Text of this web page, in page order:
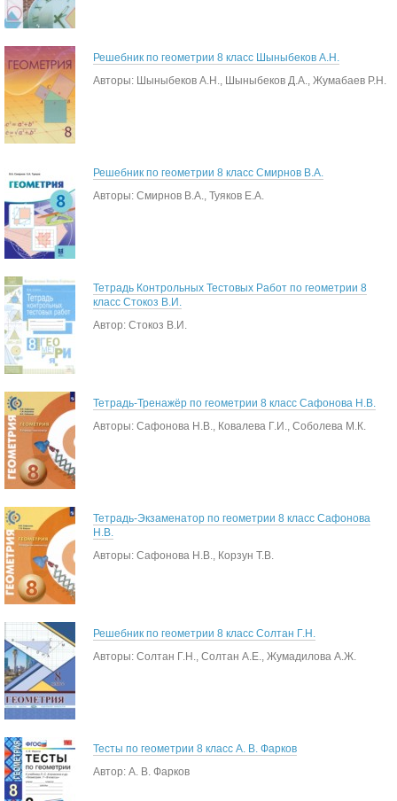
Решебник по геометрии 8 класс Шыныбеков А.Н.
Авторы: Шыныбеков А.Н., Шыныбеков Д.А., Жумабаев Р.Н.
Решебник по геометрии 8 класс Смирнов В.А.
Авторы: Смирнов В.А., Туяков Е.А.
Тетрадь Контрольных Тестовых Работ по геометрии 8
класс Стокоз В.И.
Автор: Стокоз В.И.
Тетрадь-Тренажёр по геометрии 8 класс Сафонова Н.В.
Авторы: Сафонова Н.В., Ковалева Г.И., Соболева М.К.
Тетрадь-Экзаменатор по геометрии 8 класс Сафонова
Н.В.
Авторы: Сафонова Н.В., Корзун Т.В.
Решебник по геометрии 8 класс Солтан Г.Н.
Авторы: Солтан Г.Н., Солтан А.Е., Жумадилова А.Ж.
Тесты по геометрии 8 класс А. В. Фарков
Автор: А. В. Фарков